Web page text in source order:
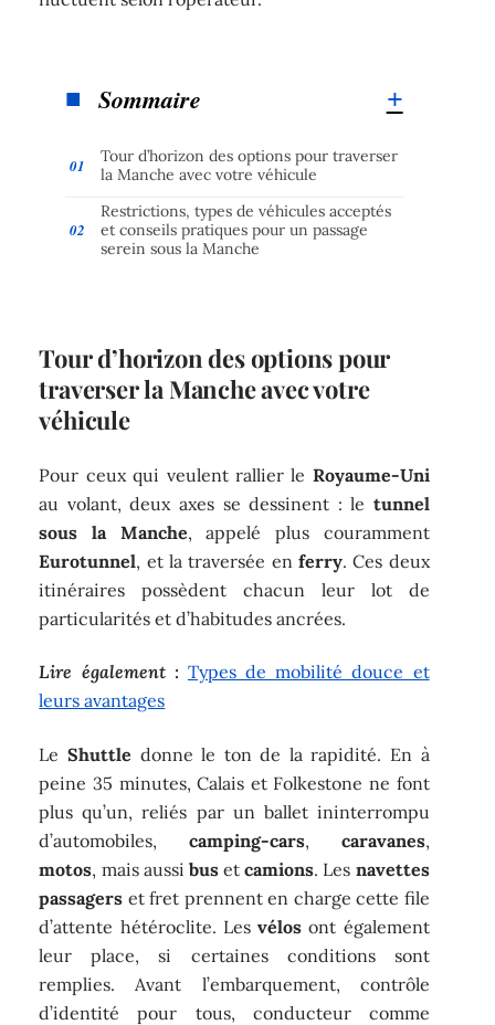
Sommaire
Tour d’horizon des options pour traverser
la Manche avec votre véhicule
Restrictions, types de véhicules acceptés
et conseils pratiques pour un passage
serein sous la Manche
Tour d’horizon des options pour
traverser la Manche avec votre
véhicule
Pour ceux qui veulent rallier le Royaume-Uni
au volant, deux axes se dessinent : le tunnel
sous la Manche, appelé plus couramment
Eurotunnel, et la traversée en ferry. Ces deux
itinéraires possèdent chacun leur lot de
particularités et d’habitudes ancrées.
Lire également : Types de mobilité douce et
leurs avantages
Le Shuttle donne le ton de la rapidité. En à
peine 35 minutes, Calais et Folkestone ne font
plus qu’un, reliés par un ballet ininterrompu
d’automobiles, camping-cars, caravanes,
motos, mais aussi busetcamions. Les navettes
passagers et fret prennent en charge cette file
d’attente hétéroclite. Lesvélos ont également
leur place, si certaines conditions sont
remplies. Avant l’embarquement, contrôle
d’identité pour tous, conducteur comme